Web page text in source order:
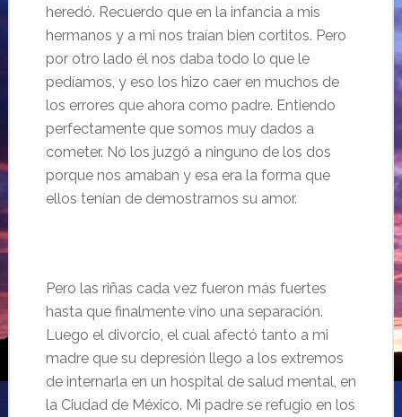
heredó. Recuerdo que en la infancia a mis
hermanos y a mi nos traían bien cortitos. Pero
por otro lado él nos daba todo lo que le
pedíamos, y eso los hizo caer en muchos de
los errores que ahora como padre. Entiendo
perfectamente que somos muy dados a
cometer. No los juzgó a ninguno de los dos
porque nos amaban y esa era la forma que
ellos tenían de demostrarnos su amor.
Pero las riñas cada vez fueron más fuertes
hasta que finalmente vino una separación.
Luego el divorcio, el cual afectó tanto a mi
madre que su depresión llego a los extremos
de internarla en un hospital de salud mental, en
la Ciudad de México. Mi padre se refugio en los